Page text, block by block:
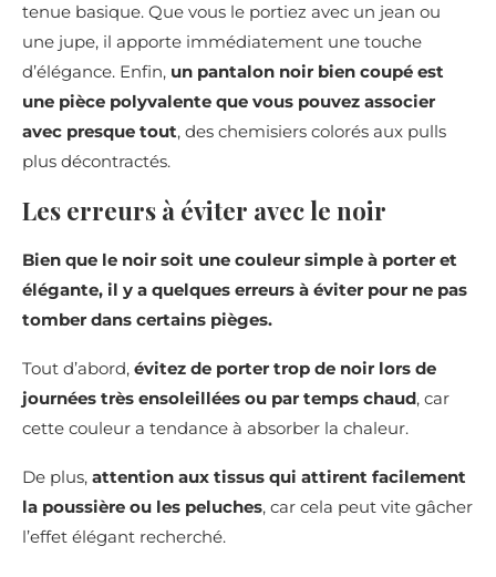
tenue basique. Que vous le portiez avec un jean ou
une jupe, il apporte immédiatement une touche
d’élégance. Enfin, un pantalon noir bien coupé est
une pièce polyvalente que vous pouvez associer
avec presque tout, des chemisiers colorés aux pulls
plus décontractés.
Les erreurs à éviter avec le noir
Bien que le noir soit une couleur simple à porter et
élégante, il y a quelques erreurs à éviter pour ne pas
tomber dans certains pièges.
Tout d’abord, évitez de porter trop de noir lors de
journées très ensoleillées ou par temps chaud, car
cette couleur a tendance à absorber la chaleur.
De plus, attention aux tissus qui attirent facilement
la poussière ou les peluches, car cela peut vite gâcher
l’effet élégant recherché.